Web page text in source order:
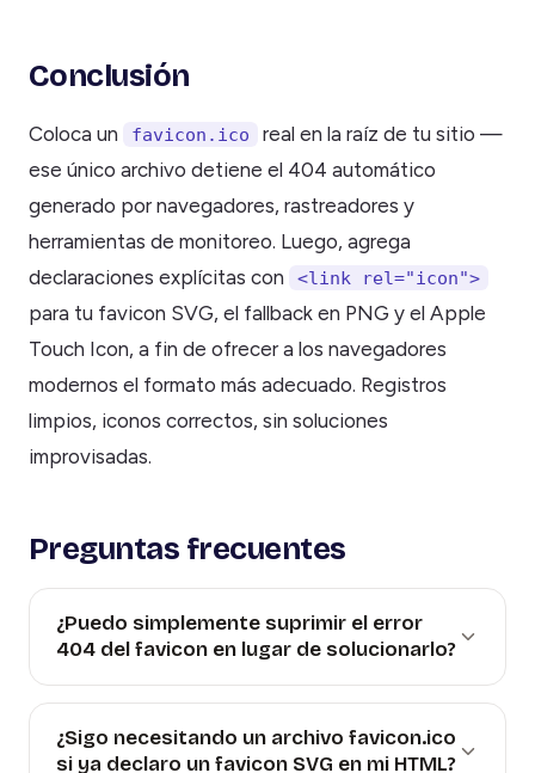
Conclusión
Coloca un favicon.ico
real en la raíz de tu sitio —
ese único archivo detiene el 404 automático
generado por navegadores, rastreadores y
herramientas de monitoreo. Luego, agrega
declaraciones explícitas con
<link rel="icon">
para tu favicon SVG, el fallback en PNG y el Apple
Touch Icon, a fin de ofrecer a los navegadores
modernos el formato más adecuado. Registros
limpios, iconos correctos, sin soluciones
improvisadas.
Preguntas frecuentes
¿Puedo simplemente suprimir el error
404 del favicon en lugar de solucionarlo?
¿Sigo necesitando un archivo favicon.ico
si ya declaro un favicon SVG en mi HTML?